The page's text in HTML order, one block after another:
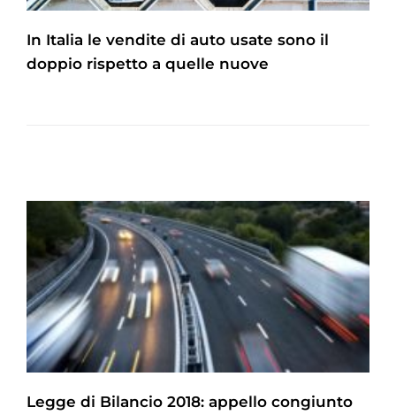
In Italia le vendite di auto usate sono il
doppio rispetto a quelle nuove
Legge di Bilancio 2018: appello congiunto